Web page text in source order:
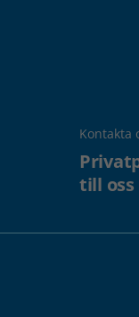
Kontakta
till oss